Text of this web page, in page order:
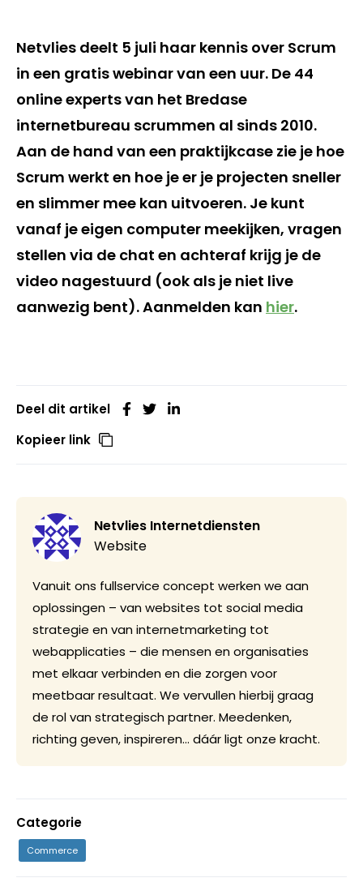
Netvlies deelt 5 juli haar kennis over Scrum
in een gratis webinar van een uur. De 44
online experts van het Bredase
internetbureau scrummen al sinds 2010.
Aan de hand van een praktijkcase zie je hoe
Scrum werkt en hoe je er je projecten sneller
en slimmer mee kan uitvoeren. Je kunt
vanaf je eigen computer meekijken, vragen
stellen via de chat en achteraf krijg je de
video nagestuurd (ook als je niet live
aanwezig bent).Aanmelden kan hier.
Deel dit artikel
Kopieer link
Netvlies Internetdiensten
Website
Vanuit ons fullservice concept werken we aan
oplossingen – van websites tot social media
strategie en van internetmarketing tot
webapplicaties – die mensen en organisaties
met elkaar verbinden en die zorgen voor
meetbaar resultaat. We vervullen hierbij graag
de rol van strategisch partner. Meedenken,
richting geven, inspireren… dáár ligt onze kracht.
Categorie
Commerce